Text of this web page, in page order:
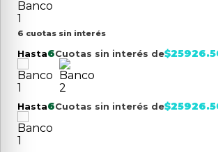
6 cuotas sin interés
Hasta6Cuotas sin interés de$
Hasta6Cuotas sin interés de$